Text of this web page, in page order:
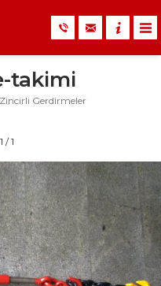
takimi
Gerdirmeler
/ 1